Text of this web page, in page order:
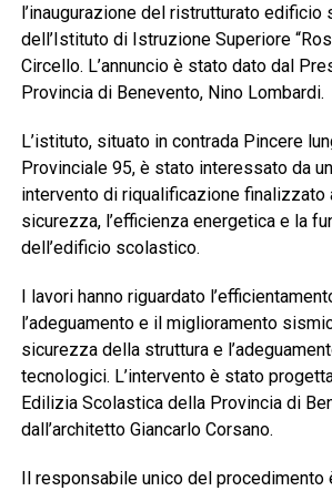
l’inaugurazione del ristrutturato edificio
dell’Istituto di Istruzione Superiore
Circello. L’annuncio è stato dato dal
Provincia di Benevento, Nino Lombardi.
L’istituto, situato in contrada Pincere
Provinciale 95, è stato interessato da
intervento di riqualificazione finalizzato
sicurezza, l’efficienza energetica e la
dell’edificio scolastico.
I lavori hanno riguardato
l’adeguamento e il miglioramento
sicurezza della struttura e
tecnologici. L’intervento è stato
Edilizia Scolastica della Provincia di
dall’architetto Giancarlo Corsano.
Il responsabile unico del procedimento